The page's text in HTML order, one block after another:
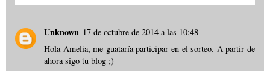
Unknown 17 de octubre de 2014 a las 10:48
Hola Amelia, me guataría participar en el sorteo. A partir de
ahora sigo tu blog ;)